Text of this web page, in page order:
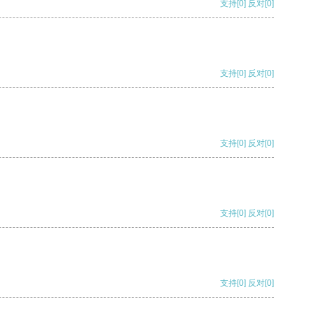
支持[0] 反对[0]
支持[0] 反对[0]
支持[0] 反对[0]
支持[0] 反对[0]
支持[0] 反对[0]